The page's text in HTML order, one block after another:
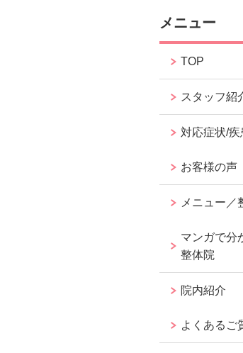
メニュー
TOP
スタッフ紹
対応症状/疾
お客様の声
メニュー／
マンガで分
整体院
院内紹介
よくあるご